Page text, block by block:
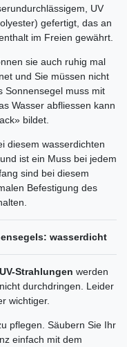
UV
gefertigt, das an
im Freien gewährt.
sie auch ruhig mal
und Sie müssen nicht
Sonnensegel muss mit
Wasser abfliessen kann
bildet.
diesem wasserdichten
ist ein Muss bei jedem
sind bei diesem
Befestigung des
wasserdicht
Strahlungen werden
durchdringen. Leider
wichtiger.
pflegen. Säubern Sie Ihr
einfach mit dem